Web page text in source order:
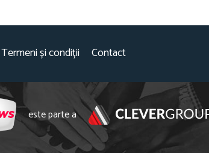
Termeni și condiții Contact
este parte a